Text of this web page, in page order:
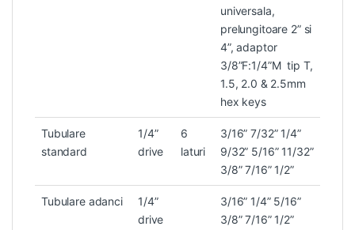
universala,
prelungitoare 2” si
4”, adaptor
3/8”F:1/4”M tip T,
1.5, 2.0 & 2.5mm
hex keys
Tubulare
standard
1/4”
drive
6
laturi
3/16” 7/32” 1/4”
9/32” 5/16” 11/32”
3/8” 7/16” 1/2”
Tubulare adanci
1/4”
drive
3/16” 1/4” 5/16”
3/8” 7/16” 1/2”